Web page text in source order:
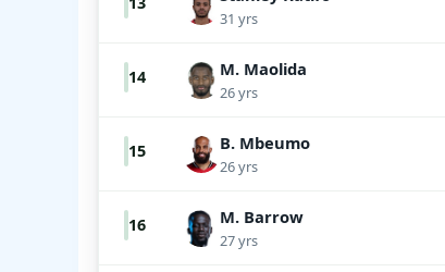
31 yrs
14 M. Maolida
26 yrs
15 B. Mbeumo
26 yrs
16 M. Barrow
27 yrs